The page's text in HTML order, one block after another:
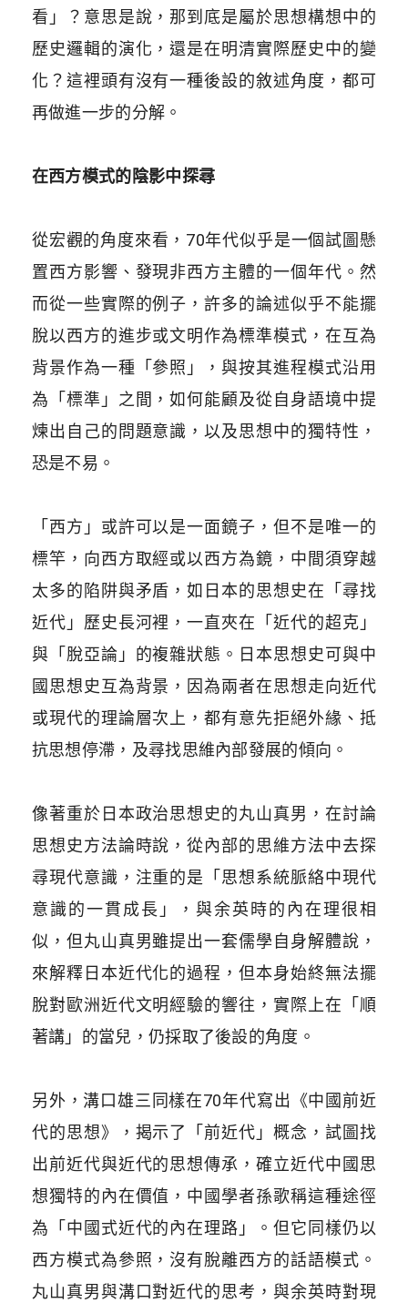
看」？意思是說，那到底是屬於思想構想中的
歷史邏輯的演化，還是在明清實際歷史中的變
化？這裡頭有沒有一種後設的敘述角度，都可
再做進一步的分解。
在西方模式的陰影中探尋
從宏觀的角度來看，70年代似乎是一個試圖懸
置西方影響、發現非西方主體的一個年代。然
而從一些實際的例子，許多的論述似乎不能擺
脫以西方的進步或文明作為標準模式，在互為
背景作為一種「參照」，與按其進程模式沿用
為「標準」之間，如何能顧及從自身語境中提
煉出自己的問題意識，以及思想中的獨特性，
恐是不易。
「西方」或許可以是一面鏡子，但不是唯一的
標竿，向西方取經或以西方為鏡，中間須穿越
太多的陷阱與矛盾，如日本的思想史在「尋找
近代」歷史長河裡，一直夾在「近代的超克」
與「脫亞論」的複雜狀態。日本思想史可與中
國思想史互為背景，因為兩者在思想走向近代
或現代的理論層次上，都有意先拒絕外緣、抵
抗思想停滯，及尋找思維內部發展的傾向。
像著重於日本政治思想史的丸山真男，在討論
思想史方法論時說，從內部的思維方法中去探
尋現代意識，注重的是「思想系統脈絡中現代
意識的一貫成長」，與余英時的內在理很相
似，但丸山真男雖提出一套儒學自身解體說，
來解釋日本近代化的過程，但本身始終無法擺
脫對歐洲近代文明經驗的響往，實際上在「順
著講」的當兒，仍採取了後設的角度。
另外，溝口雄三同樣在70年代寫出《中國前近
代的思想》，揭示了「前近代」概念，試圖找
出前近代與近代的思想傳承，確立近代中國思
想獨特的內在價值，中國學者孫歌稱這種途徑
為「中國式近代的內在理路」。但它同樣仍以
西方模式為參照，沒有脫離西方的話語模式。
丸山真男與溝口對近代的思考，與余英時對現